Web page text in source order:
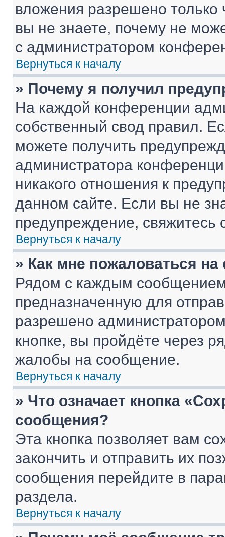
вложения разрешено
вы не знаете, почему не
с администратором
Вернуться к началу
» Почему я получил
На каждой конференции
собственный свод правил.
можете получить
администратора
никакого отношения к
данном сайте. Если вы не
предупреждение,
Вернуться к началу
» Как мне пожаловаться
Рядом с каждым сообщением
предназначенную для
разрешено
кнопке, вы пройдёте через
жалобы на сообщение.
Вернуться к началу
» Что означает кнопка
сообщения?
Эта кнопка позволяет вам
закончить и отправить их
сообщения перейдите в
раздела.
Вернуться к началу